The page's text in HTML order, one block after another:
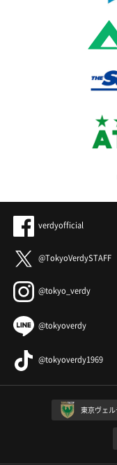
verdyofficial
@TokyoVerdySTAFF
@tokyo_verdy
@tokyoverdy
@tokyoverdy1969
東京ヴェ